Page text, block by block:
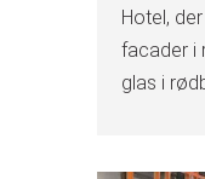
Hotel,
facader i
glas i